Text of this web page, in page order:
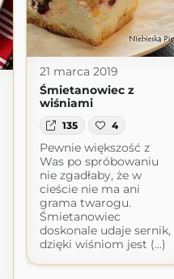
21 marca 2019
Śmietanowiec z
wiśniami
135 4
Pewnie większość z
Was po spróbowaniu
nie zgadłaby, że w
cieście nie ma ani
grama twarogu.
Śmietanowiec
doskonale udaje sernik,
dzięki wiśniom jest (...)